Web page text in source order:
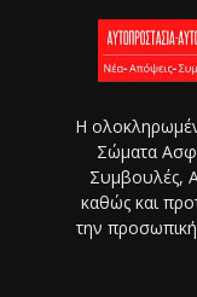
Η
Σώματα
Συμβουλές,
καθώς και
την